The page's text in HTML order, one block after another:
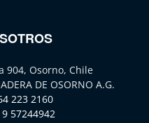
904, Osorno, Chile
DE OSORNO A.G.
223 2160
57244942